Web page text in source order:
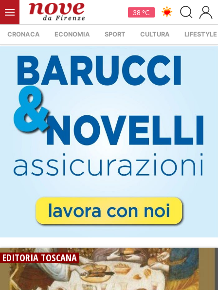
38 °C
CRONACA ECONOMIA SPORT CULTURA LIFESTYLE
EDITORIA TOSCANA